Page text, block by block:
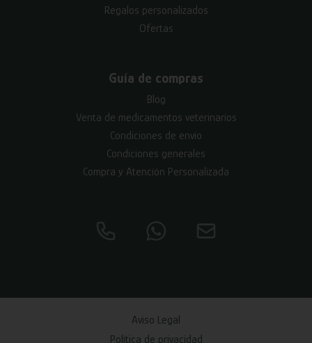
Regalos personalizados
Ofertas
Guía de compras
Blog
Venta de medicamentos veterinarios
Condiciones de envío
Condiciones generales
Compra y Atención Personalizada
Aviso Legal
Política de privacidad